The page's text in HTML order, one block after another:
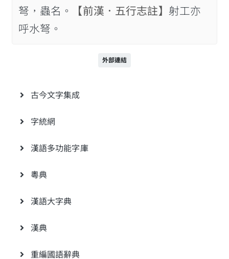
弩，蟲名。
【前漢．五行志註】 射工亦
呼水弩。
外部連結
古今文字集成
字統網
漢語多功能字庫
粵典
漢語大字典
漢典
重編國語辭典